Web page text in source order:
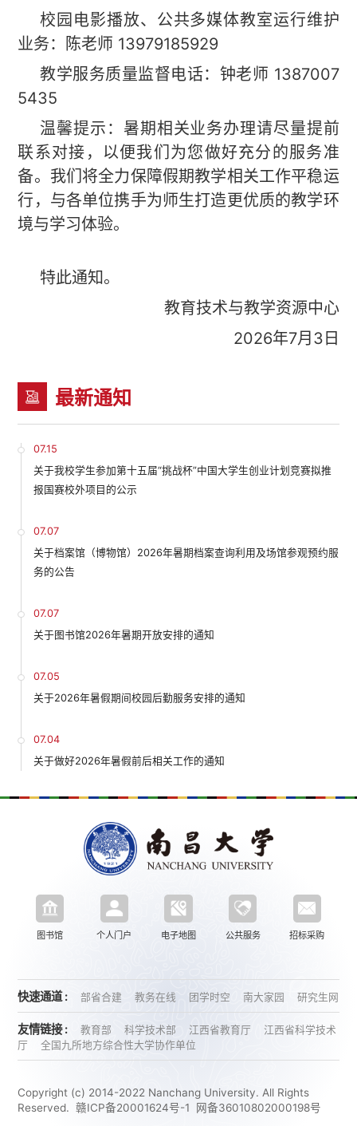
校园电影播放、公共多媒体教室运行维护
业务：陈老师 13979185929
教学服务质量监督电话：钟老师 1387007
5435
温馨提示：暑期相关业务办理请尽量提前
联系对接，以便我们为您做好充分的服务准
备。我们将全力保障假期教学相关工作平稳运
行，与各单位携手为师生打造更优质的教学环
境与学习体验。
特此通知。
教育技术与教学资源中心
2026年7月3日
最新通知
07.15
关于我校学生参加第十五届“挑战杯”中国大学生创业计划竞赛拟推
报国赛校外项目的公示
07.07
关于档案馆（博物馆）2026年暑期档案查询利用及场馆参观预约服
务的公告
07.07
关于图书馆2026年暑期开放安排的通知
07.05
关于2026年暑假期间校园后勤服务安排的通知
07.04
关于做好2026年暑假前后相关工作的通知
图书馆 个人门户 电子地图 公共服务 招标采购
快速通道 : 部省合建 教务在线 团学时空 南大家园 研究生网
友情链接 : 教育部 科学技术部 江西省教育厅
江西省科学技术
厅
全国九所地方综合性大学协作单位
Copyright (c) 2014-2022 Nanchang University. All Rights
Reserved. 赣ICP备20001624号-1 网备36010802000198号